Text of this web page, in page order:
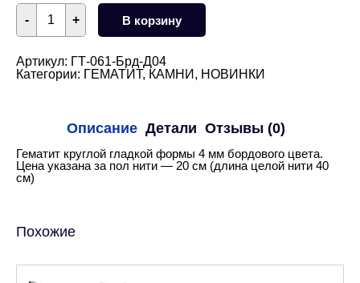
+
Количество
товара
Гематит
бордовый
4
- В корзину
Артикул: ГТ-061-Брд-Д04
Категории: ГЕМАТИТ, КАМНИ , НОВИНКИ
Описание Детали Отзывы (0)
Гематит круглой гладкой формы 4 мм бордового цвета.
Цена указана за пол нити — 20 см (длина целой нити 40
см)
Похожие